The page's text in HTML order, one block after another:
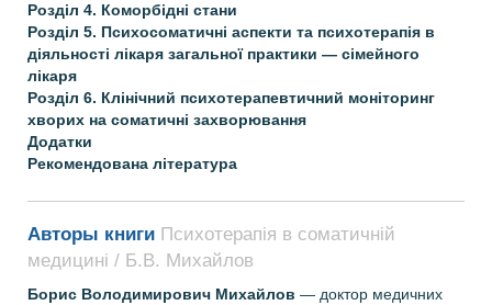
Розділ 4. Коморбідні стани
Розділ 5. Психосоматичні аспекти та психотерапія в
діяльності лікаря загальної практики — сімейного
лікаря
Розділ 6. Клінічний психотерапевтичний моніторинг
хворих на соматичні захворювання
Додатки
Рекомендована література
Авторы книги Психотерапія в соматичній
медицині / Б.В. Михайлов
Борис Володимирович Михайлов — доктор медичних